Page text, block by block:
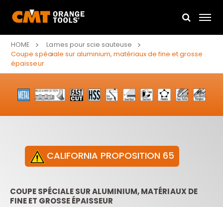
HOME
Lames pour scie sauteuse
Coupe spéciale sur aluminium, matériaux de fine et grosse
épaisseur
CALIFORNIA PROPOSITION 65
COUPE SPÉCIALE SUR ALUMINIUM, MATÉRIAUX DE
FINE ET GROSSE ÉPAISSEUR